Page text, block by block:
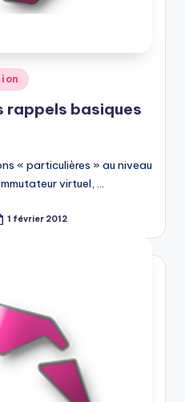
rappels basiques
« particulières » au niveau
virtuel, …
1 février 2012